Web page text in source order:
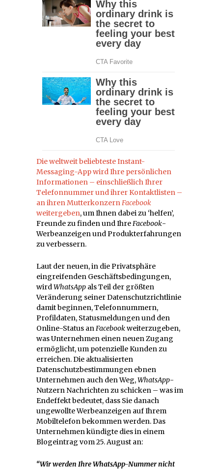
Die weltweit beliebteste Instant-
Messaging-App wird Ihre persönlichen
Informationen – einschließlich Ihrer
Telefonnummer und ihrer Kontaktlisten –
an ihren MutterkonzernFacebook
weitergeben, um Ihnen dabei zu ‘helfen’,
Freunde zu finden und IhreFacebook-
Werbeanzeigen und Produkterfahrungen
zu verbessern.
Laut der neuen, in die Privatsphäre
eingreifenden Geschäftsbedingungen,
wirdWhatsApp als Teil der größten
Veränderung seiner Datenschutzrichtlinie
damit beginnen, Telefonnummern,
Profildaten, Statusmeldungen und den
Online-Status anFacebookweiterzugeben,
was Unternehmen einen neuen Zugang
ermöglicht, um potenzielle Kunden zu
erreichen. Die aktualisierten
Datenschutzbestimmungen ebnen
Unternehmen auch den Weg,WhatsApp-
Nutzern Nachrichten zu schicken – was im
Endeffekt bedeutet, dass Sie danach
ungewollte Werbeanzeigen auf Ihrem
Mobiltelefon bekommen werden. Das
Unternehmen kündigte dies in einem
Blogeintrag vom 25. August an:
“Wir werden Ihre WhatsApp-Nummer nicht